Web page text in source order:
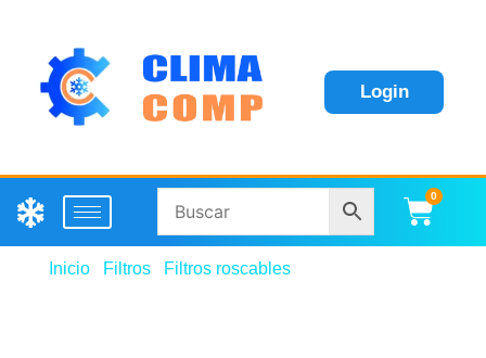
Login
0
Inicio Filtros Filtros roscables